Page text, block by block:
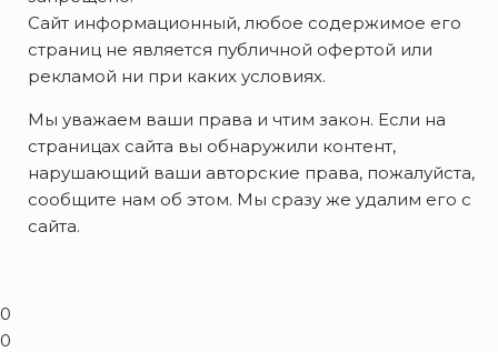
Сайт информационный, любое содержимое его
страниц не является публичной офертой или
рекламой ни при каких условиях.
Мы уважаем ваши права и чтим закон. Если на
страницах сайта вы обнаружили контент,
нарушающий ваши авторские права, пожалуйста,
сообщите нам об этом. Мы сразу же удалим его с
сайта.
0
0